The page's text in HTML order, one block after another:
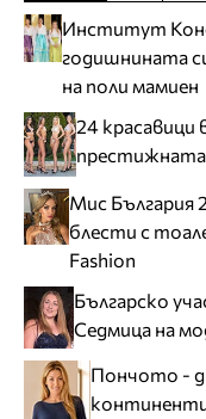
Институт
годишнината
на поли мамиен
24 красавици
Мис България
блести с
Fashion
Българско
Седмица на
Пончото -